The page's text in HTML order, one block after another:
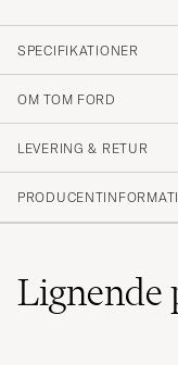
SPECIFIKATIONER
OM TOM FORD
LEVERING & RETUR
Lignende